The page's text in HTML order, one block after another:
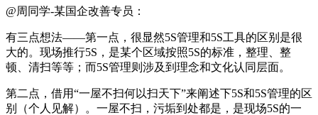
@周同学-某国企改善专员：
有三点想法——第一点，很显然5S管理和5S工具的区别是很
大的。现场推行5S，是某个区域按照5S的标准，整理、整
顿、清扫等等；而5S管理则涉及到理念和文化认同层面。
第二点，借用“一屋不扫何以扫天下”来阐述下5S和5S管理的区
别（个人见解）。一屋不扫，污垢到处都是，是现场5S的一